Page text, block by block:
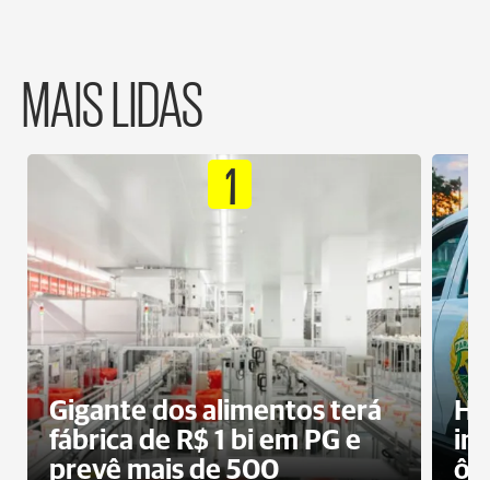
MAIS LIDAS
1
Gigante dos alimentos terá
fábrica de R$ 1 bi em PG e
prevê mais de 500